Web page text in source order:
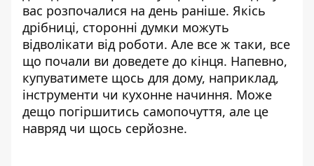
вас розпочалися на день раніше. Якісь
дрібниці, сторонні думки можуть
відволікати від роботи. Але все ж таки, все
що почали ви доведете до кінця. Напевно,
купуватимете щось для дому, наприклад,
інструменти чи кухонне начиння. Може
дещо погіршитись самопочуття, але це
навряд чи щось серйозне.